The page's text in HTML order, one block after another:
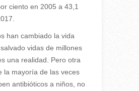
ciento en 2005 a 43,1
han cambiado la vida
vidas de millones
una realidad. Pero otra
la mayoría de las veces
antibióticos a niños, no